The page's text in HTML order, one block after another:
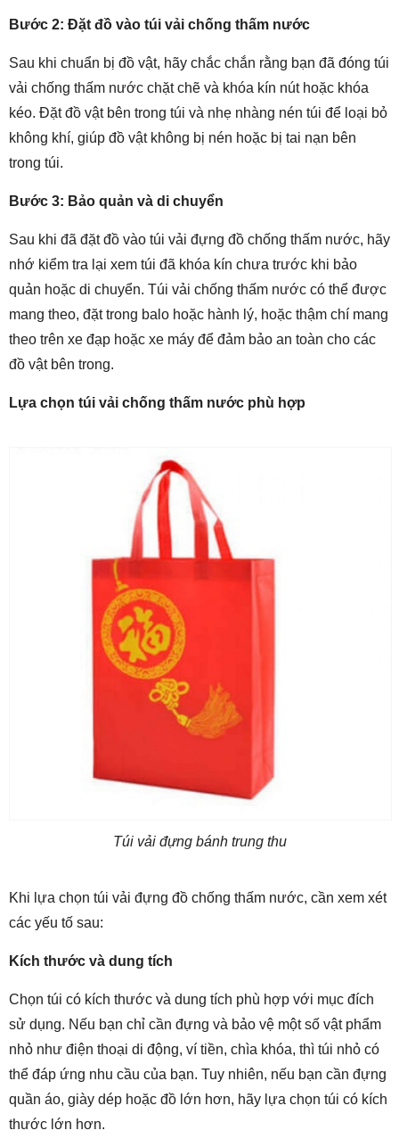
Bước 2: Đặt đồ vào túi vải chống thấm nước
Sau khi chuẩn bị đồ vật, hãy chắc chắn rằng bạn đã đóng túi
vải chống thấm nước chặt chẽ và khóa kín nút hoặc khóa
kéo. Đặt đồ vật bên trong túi và nhẹ nhàng nén túi để loại bỏ
không khí, giúp đồ vật không bị nén hoặc bị tai nạn bên
trong túi.
Bước 3: Bảo quản và di chuyển
Sau khi đã đặt đồ vào túi vải đựng đồ chống thấm nước, hãy
nhớ kiểm tra lại xem túi đã khóa kín chưa trước khi bảo
quản hoặc di chuyển. Túi vải chống thấm nước có thể được
mang theo, đặt trong balo hoặc hành lý, hoặc thậm chí mang
theo trên xe đạp hoặc xe máy để đảm bảo an toàn cho các
đồ vật bên trong.
Lựa chọn túi vải chống thấm nước phù hợp
Túi vải đựng bánh trung thu
Khi lựa chọn túi vải đựng đồ chống thấm nước, cần xem xét
các yếu tố sau:
Kích thước và dung tích
Chọn túi có kích thước và dung tích phù hợp với mục đích
sử dụng. Nếu bạn chỉ cần đựng và bảo vệ một số vật phẩm
nhỏ như điện thoại di động, ví tiền, chìa khóa, thì túi nhỏ có
thể đáp ứng nhu cầu của bạn. Tuy nhiên, nếu bạn cần đựng
quần áo, giày dép hoặc đồ lớn hơn, hãy lựa chọn túi có kích
thước lớn hơn.